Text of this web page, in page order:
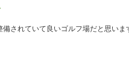
されていて良いゴルフ場だと思いま